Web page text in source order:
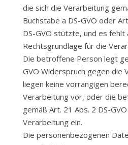
die sich die Verarbeitung
Buchstabe a DS-GVO oder
DS-GVO stützte, und es
Rechtsgrundlage für die
Die betroffene Person legt
GVO Widerspruch gegen die
liegen keine vorrangigen
Verarbeitung vor, oder die
gemäß Art. 21 Abs. 2 DS-
Verarbeitung ein.
Die personenbezogenen